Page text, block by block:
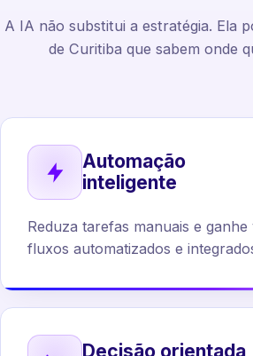
A IA não substitui a estratégia. Ela
de Curitiba que sabem onde
Automação
inteligente
Reduza tarefas manuais e
fluxos automatizados e
Decisão orientada